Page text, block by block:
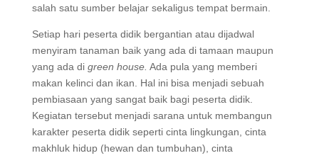
salah satu sumber belajar sekaligus tempat bermain.
Setiap hari peserta didik bergantian atau dijadwal
menyiram tanaman baik yang ada di tamaan maupun
yang ada di green house. Ada pula yang memberi
makan kelinci dan ikan. Hal ini bisa menjadi sebuah
pembiasaan yang sangat baik bagi peserta didik.
Kegiatan tersebut menjadi sarana untuk membangun
karakter peserta didik seperti cinta lingkungan, cinta
makhluk hidup (hewan dan tumbuhan), cinta